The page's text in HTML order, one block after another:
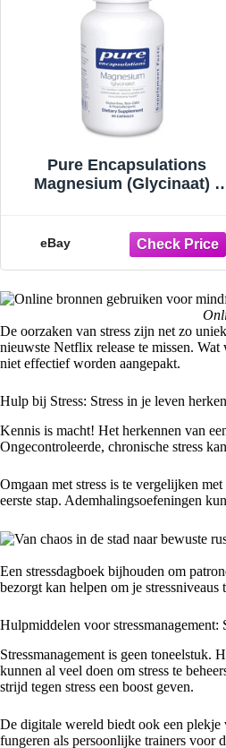
Pure Encapsulations
Magnesium (Glycinaat) -
stressverlichting,
eBay
De oorzaken van stress zijn net zo
nieuwste Netflix release te missen. Wat
niet effectief worden aangepakt.
Hulp bij Stress: Stress in je leven
Kennis is macht! Het herkennen van
Ongecontroleerde, chronische stress
Omgaan met stress is te vergelijken
eerste stap. Ademhalingsoefeningen
Een stressdagboek bijhouden om
bezorgt kan helpen om je stressniveaus
Hulpmiddelen voor
Stressmanagement is geen toneelstuk.
kunnen al veel doen om stress te
strijd tegen stress een boost geven.
De digitale wereld biedt ook een plekje
fungeren als persoonlijke trainers voor